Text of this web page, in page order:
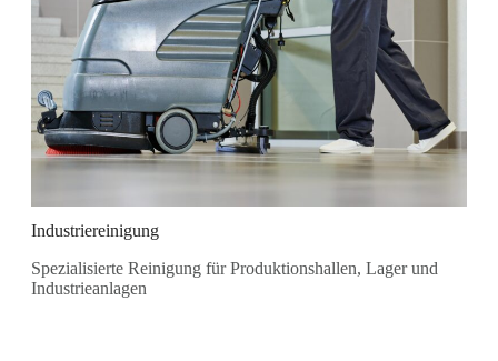
Industriereinigung
Spezialisierte Reinigung für Produktionshallen, Lager und
Industrieanlagen